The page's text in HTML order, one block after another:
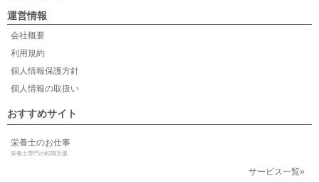
運営情報
会社概要
利用規約
個人情報保護方針
個人情報の取扱い
おすすめサイト
栄養士のお仕事
栄養士専門の転職支援
サービス一覧»